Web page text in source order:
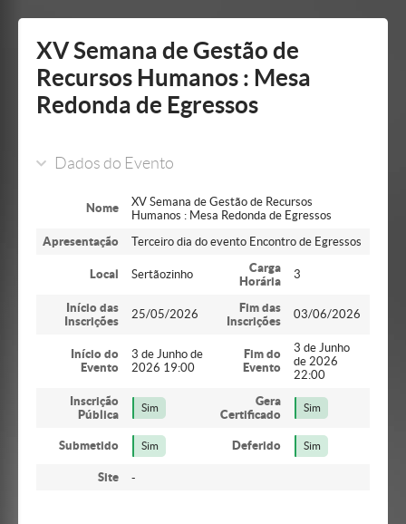
barra
XV Semana de Gestão de
Recursos Humanos : Mesa
Redonda de Egressos
Dados do Evento
Nome
XV Semana de Gestão de Recursos
Humanos : Mesa Redonda de Egressos
Apresentação
Terceiro dia do evento Encontro de Egressos
Local Sertãozinho
Carga
Horária
3
Início das
Inscrições
25/05/2026
Fim das
Inscrições
03/06/2026
Início do
Evento
3 de Junho de
2026 19:00
Fim do
Evento
3 de Junho
de 2026
22:00
Inscrição
Pública
Sim
Gera
Certificado
Sim
Submetido Sim Deferido Sim
Site -